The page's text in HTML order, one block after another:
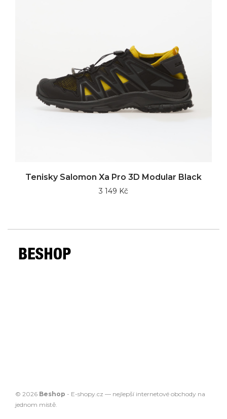
Tenisky Salomon Xa Pro 3D Modular Black
3 149 Kč
© 2026 Beshop - E-shopy.cz — nejlepší internetové obchody na
jednom místě.